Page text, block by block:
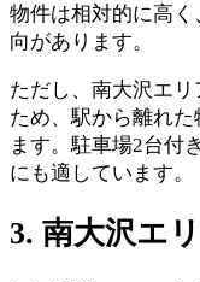
物件は相対的に高
向があります。
ただし、南大沢エ
ため、駅から離れ
ます。駐車場2台付
にも適しています。
3. 南大沢エ